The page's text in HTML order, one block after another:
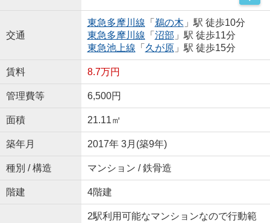
交通
東急多摩川線 「 鵜の木 」駅 徒歩10分
東急多摩川線 「 沼部 」駅 徒歩11分
東急池上線 「 久が原」駅 徒歩15分
賃料 8.7万円
管理費等 6,500円
面積 21.11㎡
築年月 2017年 3月(築9年)
種別 / 構造 マンション / 鉄骨造
階建 4階建
2駅利用可能なマンションなので行動範